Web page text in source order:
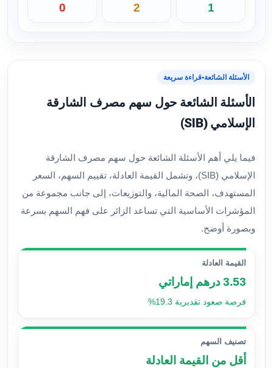
1
2
0
الأسئلة الشائعة•قراءة سريعة
الأسئلة الشائعة حول سهم مصرف الشارقة
الإسلامي (SIB)
فيما يلي أهم الأسئلة الشائعة حول سهم مصرف الشارقة
الإسلامي (SIB)، وتشمل القيمة العادلة، تقييم السهم، السعر
المستهدف، الصحة المالية، والتوزيعات، إلى جانب مجموعة من
المؤشرات الأساسية التي تساعد الزائر على فهم السهم بسرعة
وبصورة أوضح.
القيمة العادلة
3.53 درهم إماراتي
فرصة صعود تقديرية 19.3%
تصنيف السهم
أقل من القيمة العادلة